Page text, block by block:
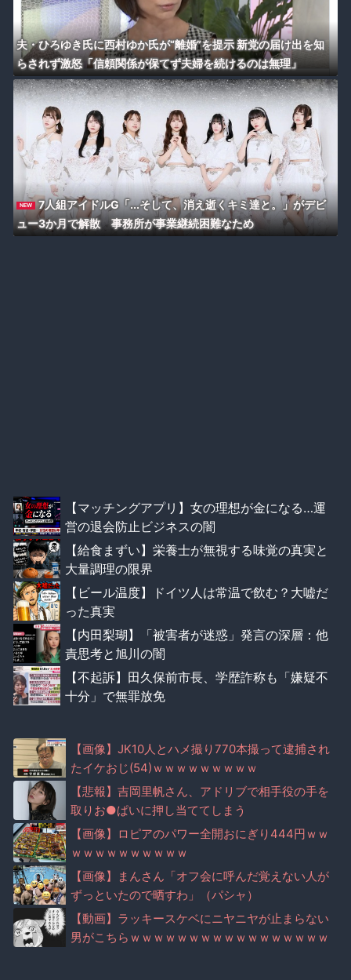
夫・ひろゆき氏に西村ゆか氏が“離婚”を提示 新党の届け出を知
らされず激怒「信頼関係が保てず夫婦を続けるのは無理」
NEW
7人組アイドルG「...そして、消え逝くキミ達と。」がデビ
ュー3か月で解散 事務所が事業継続困難なため
【マッチングアプリ】女の理想が金になる…運
営の退会防止ビジネスの闇
【給食まずい】栄養士が無視する味覚の真実と
大量調理の限界
【ビール温度】ドイツ人は常温で飲む？大嘘だ
った真実
【内田梨瑚】「被害者が迷惑」発言の深層：他
責思考と旭川の闇
【不起訴】田久保前市長、学歴詐称も「嫌疑不
十分」で無罪放免
【画像】JK10人とハメ撮り770本撮って逮捕され
たイケおじ(54)ｗｗｗｗｗｗｗｗｗ
【悲報】吉岡里帆さん、アドリブで相手役の手を
取りお●ぱいに押し当ててしまう
【画像】ロピアのパワー全開おにぎり444円ｗｗ
ｗｗｗｗｗｗｗｗｗｗ
【画像】まんさん「オフ会に呼んだ覚えない人が
ずっといたので晒すわ」（パシャ）
【動画】ラッキースケベにニヤニヤが止まらない
男がこちらｗｗｗｗｗｗｗｗｗｗｗｗｗｗｗｗｗ